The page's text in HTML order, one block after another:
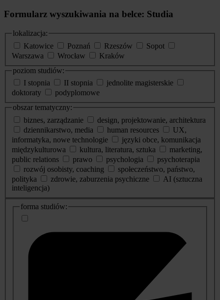
Formularz wyszukiwania na belce: Studia
lokalizacja:
Katowice
Poznań Rzeszów
Sopot
Warszawa
Wrocław
Kraków
poziom studiów:
I stopnia
II stopnia
jednolite magisterskie
doktoraty
podyplomowe
obszar tematyczny:
biznes, zarządzanie
design, projektowanie, architektura
dziennikarstwo, media
human resources
UX,
informatyka, nowe technologie
języki obce, komunikacja
międzykulturowa
kultura, literatura, sztuka
marketing,
public relations
prawo psychologia
psychoterapia
rozwój osobisty, coaching
społeczeństwo, państwo,
polityka
zdrowie, zaburzenia psychiczne
AI (sztuczna
inteligencja)
dodatkowe
informacje
forma studiów: